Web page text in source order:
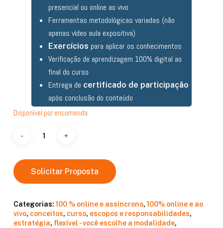
presencial ou online ao vivo
Ferramentas metodológicas variadas (não
apenas vídeo aula expositiva)
Exercícios para aplicar os conhecimentos
Verificação de aprendizagem 100% digital ao
final do curso
Entrega de certificado de participação
após conclusão do conteúdo
Disponível por encomenda
Solicitar Proposta
Categorias: 100 % online e assíncrono, 100% online e ao
vivo, conceitos, curso, escopos e responsabilidades,
estratégia, flexível - você escolhe a modalidade,